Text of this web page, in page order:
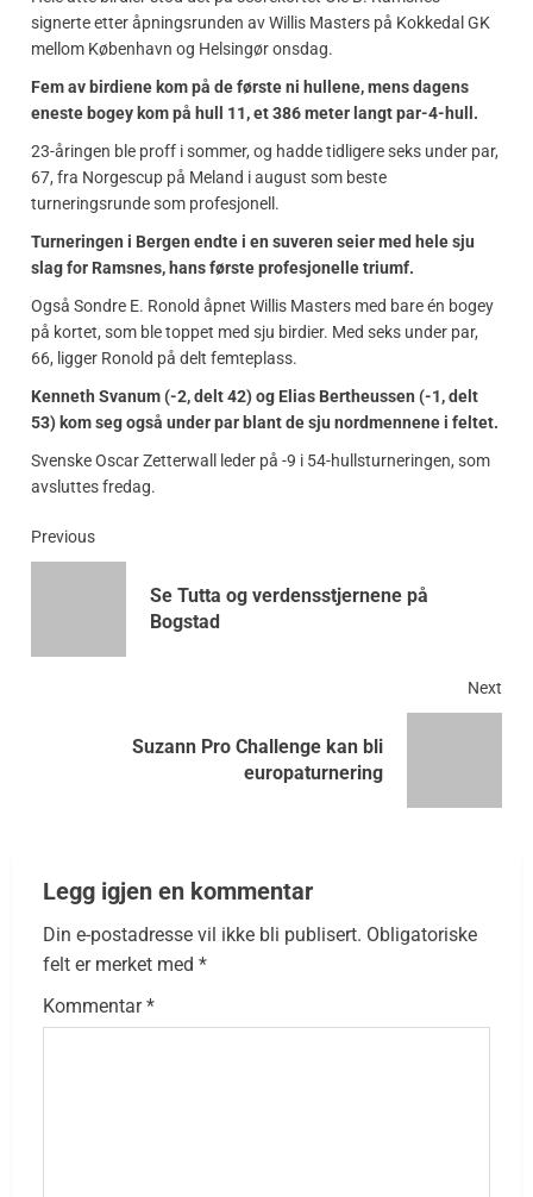
signerte etter åpningsrunden av Willis Masters på Kokkedal GK
mellom København og Helsingør onsdag.
Fem av birdiene kom på de første ni hullene, mens dagens
eneste bogey kom på hull 11, et 386 meter langt par-4-hull.
23-åringen ble proff i sommer, og hadde tidligere seks under par,
67, fra Norgescup på Meland i august som beste
turneringsrunde som profesjonell.
Turneringen i Bergen endte i en suveren seier med hele sju
slag for Ramsnes, hans første profesjonelle triumf.
Også Sondre E. Ronold åpnet Willis Masters med bare én bogey
på kortet, som ble toppet med sju birdier. Med seks under par,
66, ligger Ronold på delt femteplass.
Kenneth Svanum (-2, delt 42) og Elias Bertheussen (-1, delt
53) kom seg også under par blant de sju nordmennene i feltet.
Svenske Oscar Zetterwall leder på -9 i 54-hullsturneringen, som
avsluttes fredag.
Previous
Se Tutta og verdensstjernene på
Bogstad
Next
Suzann Pro Challenge kan bli
europaturnering
Legg igjen en kommentar
Din e-postadresse vil ikke bli publisert. Obligatoriske
felt er merket med *
Kommentar*